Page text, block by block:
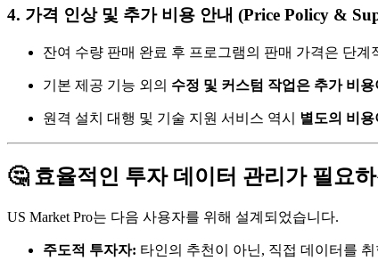
4. 가격 인상 및 추가 비용 안내 (Price Policy &
잔여 수량 판매 완료 후 프로그램의 판매 가격은 단계
기본 제공 기능 외의 수정 및 커스텀 작업은 추가 비용
원격 설치 대행 및 기술 지원 서비스 역시 별도의 비용
🤔 효율적인 투자 데이터 관리가 필요
US Market Pro는 다음 사용자를 위해 설계되었습니다.
주도적 투자자: 타인의 추천이 아닌, 직접 데이터를